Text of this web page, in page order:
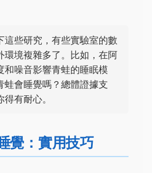
這些研究，有些實驗室的數
環境複雜多了。比如，在阿
和噪音影響青蛙的睡眠模
蛙會睡覺嗎？總體證據支
有耐心。
覺：實用技巧